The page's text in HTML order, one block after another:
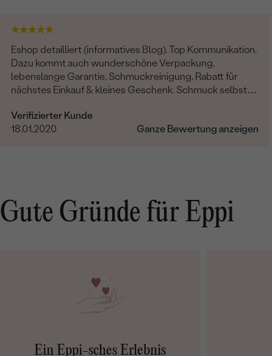
Eshop detailliert (informatives Blog). Top Kommunikation.
Dazu kommt auch wunderschöne Verpackung,
lebenslange Garantie, Schmuckreinigung, Rabatt für
nächstes Einkauf & kleines Geschenk. Schmuck selbst -
Verifizierter Kunde
18.01.2020
Ganze Bewertung anzeigen
Gute Gründe für Eppi
Ein Eppi-sches Erlebnis